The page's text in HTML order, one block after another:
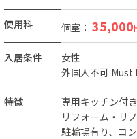
使用料 個室： 35,000
入居条件
女性
外国人不可
特徴 専用キッチン付き
リフォーム・リ
駐輪場有り
コ